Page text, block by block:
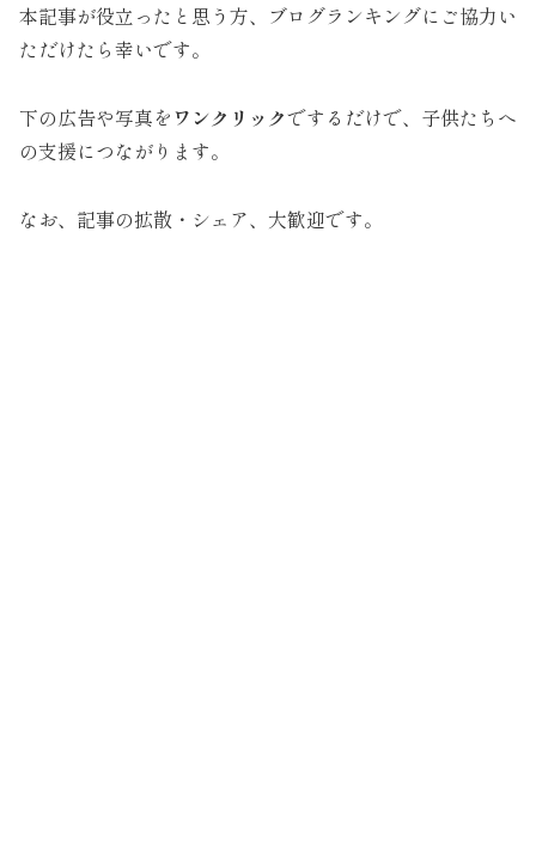
本記事が役立ったと思う方、ブログランキングにご協力い
ただけたら幸いです。
下の広告や写真をワンクリックでするだけで、子供たちへ
の支援につながります。
なお、記事の拡散・シェア、大歓迎です。